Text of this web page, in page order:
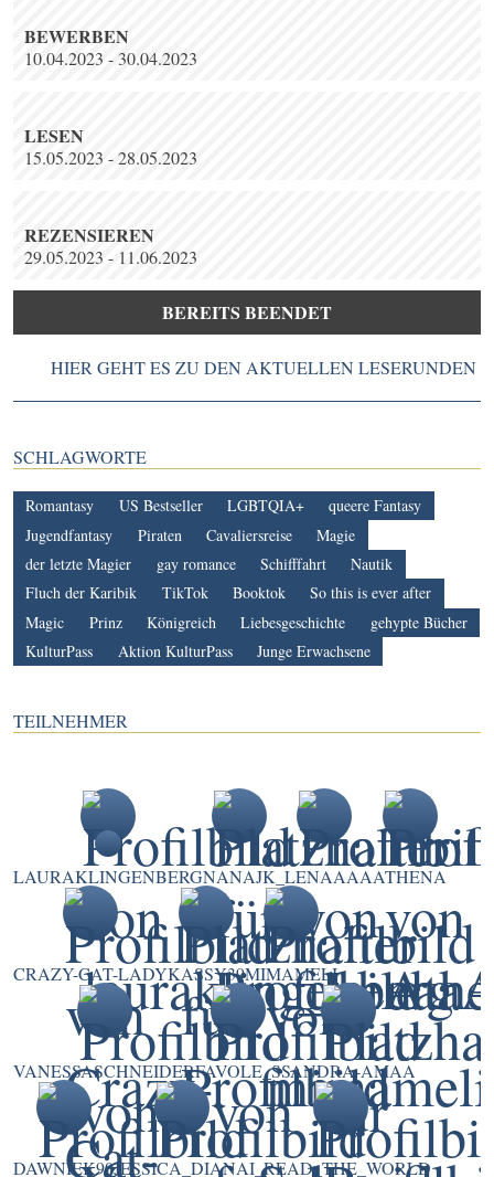
BEWERBEN
10.04.2023 - 30.04.2023
LESEN
15.05.2023 - 28.05.2023
REZENSIEREN
29.05.2023 - 11.06.2023
BEREITS BEENDET
HIER GEHT ES ZU DEN AKTUELLEN LESERUNDEN
SCHLAGWORTE
Romantasy US Bestseller LGBTQIA+
queere Fantasy
Jugendfantasy
Piraten Cavaliersreise
Magie
der letzte Magier
gay romance Schifffahrt
Nautik
Fluch der Karibik
TikTok Booktok
So this is ever after
Magic
Prinz Königreich Liebesgeschichte
gehypte Bücher
KulturPass
Aktion KulturPass Junge Erwachsene
TEILNEHMER
LAURAKLINGENBERGNANAJK _LENAAAAATHENA
CRAZY-CAT-LADYKASSY39MIMAMELI
VANESSASCHNEIDERFAVOLE_SSANDRA-AMAA
DAWNIEK90JESSICA_DIANAI_READ_THE_WORLD